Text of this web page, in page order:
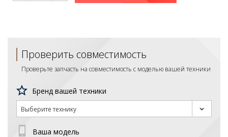
Проверить совместимость
Проверьте запчасть на совместимость с моделью вашей техники
Бренд вашей техники
Выберите технику
Ваша модель